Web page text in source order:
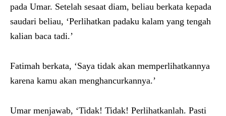
pada Umar. Setelah sesaat diam, beliau berkata kepada
saudari beliau, ‘Perlihatkan padaku kalam yang tengah
kalian baca tadi.’
Fatimah berkata, ‘Saya tidak akan memperlihatkannya
karena kamu akan menghancurkannya.’
Umar menjawab, ‘Tidak! Tidak! Perlihatkanlah. Pasti